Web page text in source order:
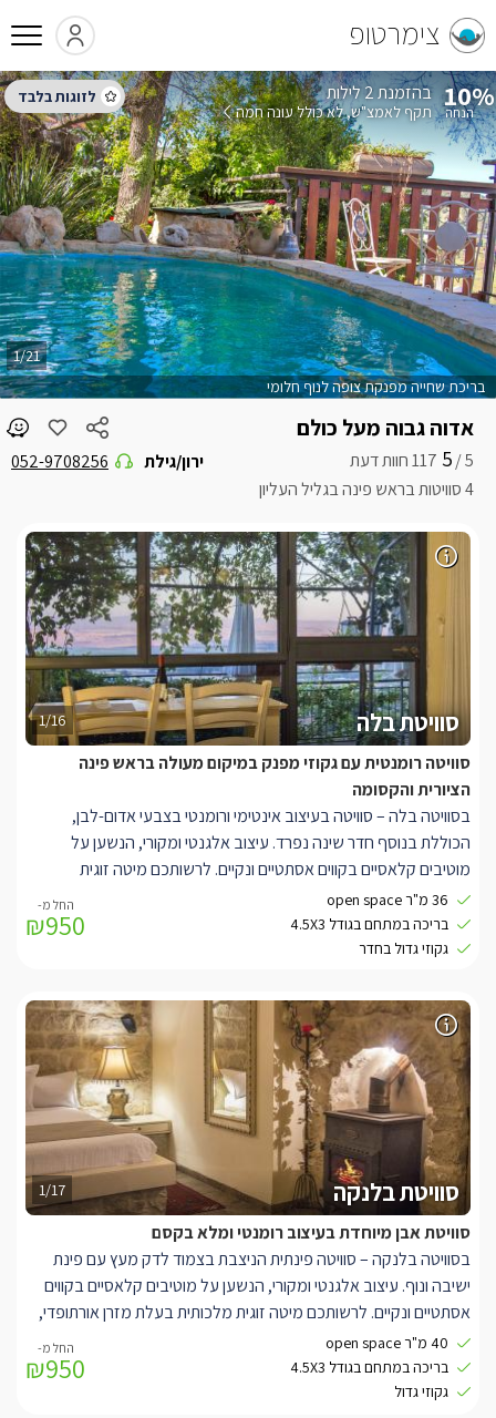
צימרטופ
אדוה גבוה מעל כולם
5 /
5
4 סוויטות בראש פינה בגליל העליון
ירון/גילת 052-9708256
בריכת שחייה מפנקת צופה לנוף חלומי
1/21
10% בהזמנת 2 לילות
תקף לאמצ"ש לא כולל עונה חמה
1/17 סוויטת בלנקה
סוויטת אבן מיוחדת בעיצוב רומנטי ומלא בקסם
בסוויטה בלנקה – סוויטה פינתית הניצבת בצמוד לדק מעץ עם פינת
ישיבה ונוף. עיצוב אלגנטי ומקורי, הנשען על מוטיבים קלאסיים בקווים
אסתטיים ונקיים. לרשותכם מיטה זוגית מלכותית בעלת מזרן אורתופדי,
ג'קוזי מלבני גדול, חוויית צפייה מעולה, חלונות גדולים לנוף ולתאורה
טבעית המעוטרים בוילונות החשכה לפי הצורך, פינת ישיבה סלונית
מעוצבת, קמין מפנק, מקלחון נפרד מפנק עם ראש גשם, פינת אוכל,
40 מ"ר open space
בריכה במתחם בגודל 4.5X3
גקוזי גדול
₪950
1/16 סוויטת בלה
סוויטה רומנטית עם גקוזי מפנק במיקום מעולה בראש פינה
הציורית והקסומה
בסוויטה בלה – סוויטה בעיצוב אינטימי ורומנטי בצבעי אדום-לבן,
הכוללת בנוסף חדר שינה נפרד. עיצוב אלגנטי ומקורי, הנשען על
מוטיבים קלאסיים בקווים אסתטיים ונקיים. לרשותכם מיטה זוגית
מלכותית בעלת מזרן אורתופדי, ג'קוזי מלבני גדול, חוויית צפייה מעולה,
חלונות גדולים לנוף ולתאורה טבעית המעוטרים בוילונות החשכה לפי
הצורך, פינת ישיבה סלונית מעוצבת, קמין מפנק, מקלחון נפרד מפנק
במתחם הסוויטות תיהנו מבריכה מחוממת באבן עתיקה (3/ 4.5)
המשקיפה לנוף פנורמי וסביבה פינות ישיבה ודלפק בר הניצבים מול
הנוף, צמחייה פסטורלית וערסלים.
36 מ"ר open space
בריכה במתחם בגודל 4.5X3
גקוזי גדול בחדר
₪950